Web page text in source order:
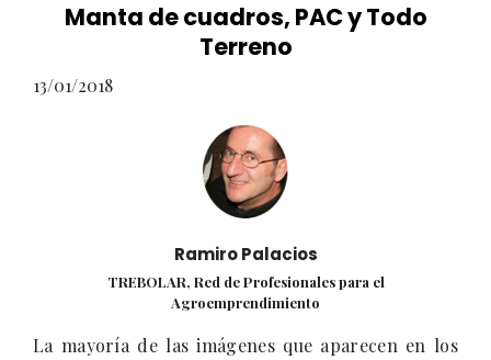
Manta de cuadros, PAC y Todo
Terreno
13/01/2018
Ramiro Palacios
TREBOLAR, Red de Profesionales para el
Agroemprendimiento
La mayoría de las imágenes que aparecen en los